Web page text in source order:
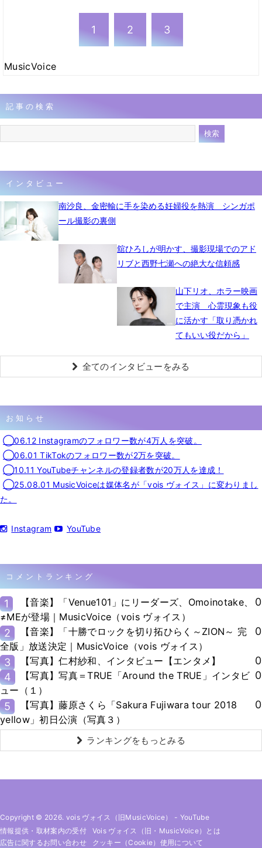
1 2 3
MusicVoice
記事の検索
インタビュー
南沙良、金密輸に手を染める妊婦役を熱演 シンガポ
ール撮影の裏側
舘ひろしが明かす、撮影現場でのアド
リブと西野七瀬への絶大な信頼感
山下リオ、ホラー映画
で主演 心霊現象も役
に活かす「取り憑かれ
てもいい役だから」
全てのインタビューをみる
お知らせ
◯06.12 Instagramのフォロワー数が4万人を突破。
◯06.01 TikTokのフォロワー数が2万を突破。
◯10.11 YouTubeチャンネルの登録者数が20万人を達成！
◯25.08.01 MusicVoiceは媒体名が「vois ヴォイス」に変わりまし
た。
Instagram YouTube
コメントランキング
1
【音楽】「Venue101」にリーダーズ、Omoinotake、
≠MEが登場｜MusicVoice（vois ヴォイス）
0
2
【音楽】「十勝でロックを切り拓ひらく～ZION～ 完
全版」放送決定｜MusicVoice（vois ヴォイス）
0
3 【写真】仁村紗和、インタビュー【エンタメ】
0
4
【写真】写真＝TRUE「Around the TRUE」インタビ
ュー（１）
0
5
【写真】藤原さくら「Sakura Fujiwara tour 2018
yellow」初日公演（写真３）
0
ランキングをもっとみる
Copyright © 2026. vois ヴォイス（旧MusicVoice） - YouTube
情報提供・取材案内の受付
Vois ヴォイス（旧・MusicVoice）とは
広告に関するお問い合わせ
クッキー（cookie）使用について